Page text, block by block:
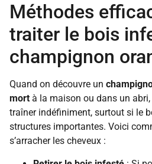
Méthodes
traiter le bois
champignon
Quand on découvre un
mort à la maison ou dans un
traîner indéfiniment, surtout si le
structures importantes. Voici
s’arracher les cheveux :